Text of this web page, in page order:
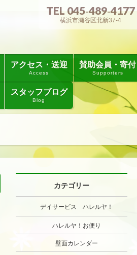
TEL 045‐489‐4177
横浜市瀬谷区北新37-4
アクセス・送迎
Access
賛助会員・寄付
Supporters
スタッフブログ
Blog
カテゴリー
デイサービス ハレルヤ！
ハレルヤ！お便り
壁面カレンダー